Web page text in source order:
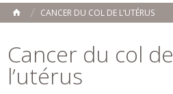
ACCUEIL
CANCER DU COL DE L’UTÉRUS
Cancer du col de
l’utérus